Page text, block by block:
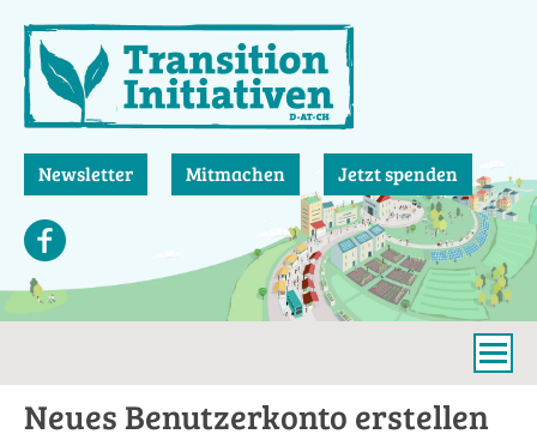
zum
Inhalt
Newsletter Mitmachen Jetzt spenden
Neues Benutzerkonto erstellen